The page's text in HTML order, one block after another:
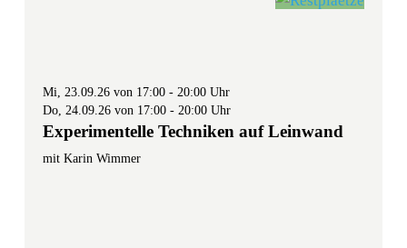
Mi, 23.09.26 von 17:00 - 20:00 Uhr
Do, 24.09.26 von 17:00 - 20:00 Uhr
Experimentelle Techniken auf Leinwand
mit Karin Wimmer